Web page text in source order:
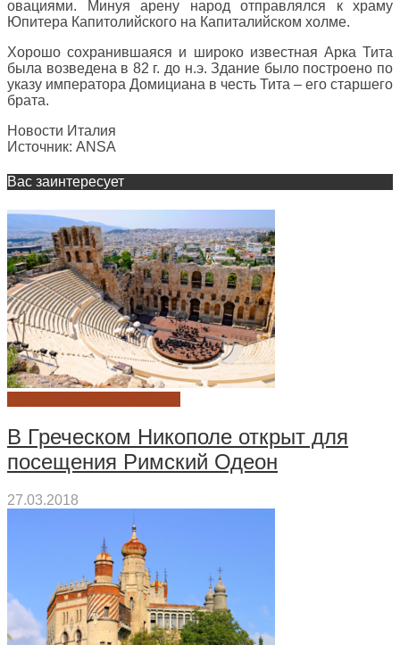
овациями. Минуя арену народ отправлялся к
храму
Юпитера Капитолийского на Капиталийском холме.
Хорошо сохранившаяся и широко известная Арка Тита
была возведена в 82 г. до н.э.Здание было построено по
указу императора Домициана в честь Тита – его старшего
брата.
Новости Италия
Источник: ANSA
Вас заинтересует
В Греческом Никополе открыт для
посещения Римский Одеон
27.03.2018